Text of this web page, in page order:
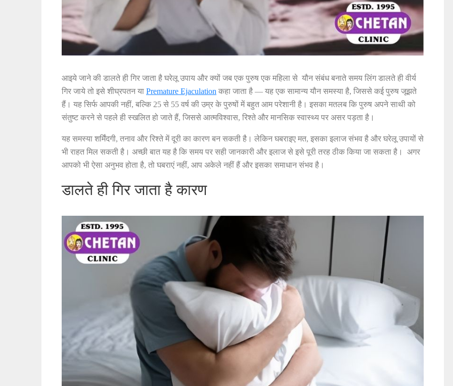
आइये जाने की डालते ही गिर जाता है घरेलू उपाय और क्यों जब एक पुरुष एक महिला से यौन संबंध बनाते समय लिंग डालते ही वीर्य
गिर जाये तो इसे शीघ्रपतन या Premature Ejaculation कहा जाता है — यह एक सामान्य यौन समस्या है, जिससे कई पुरुष जूझते
हैं। यह सिर्फ आपकी नहीं, बल्कि 25 से 55 वर्ष की उम्र के पुरुषों में बहुत आम परेशानी है। इसका मतलब कि पुरुष अपने साथी को
संतुष्ट करने से पहले ही स्खलित हो जाते हैं, जिससे आत्मविश्वास, रिश्ते और मानसिक स्वास्थ्य पर असर पड़ता है।
यह समस्या शर्मिंदगी, तनाव और रिश्ते में दूरी का कारण बन सकती है। लेकिन घबराइए मत, इसका इलाज संभव है और घरेलू उपायों से
भी राहत मिल सकती है। अच्छी बात यह है कि समय पर सही जानकारी और इलाज से इसे पूरी तरह ठीक किया जा सकता है। अगर
आपको भी ऐसा अनुभव होता है, तो घबराएं नहीं, आप अकेले नहीं हैं और इसका समाधान संभव है।
डालते ही गिर जाता है कारण